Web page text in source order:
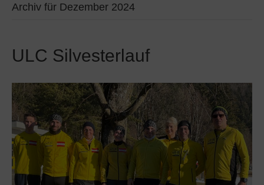
Archiv für Dezember 2024
ULC Silvesterlauf